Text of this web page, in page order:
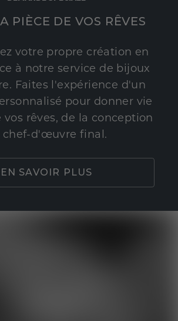
PIÈCE DE VOS RÊVES
votre propre création en
à notre service de bijoux
Faites l'expérience d'un
pour donner vie
vos rêves, de la conception
chef-d'œuvre final.
EN SAVOIR PLUS